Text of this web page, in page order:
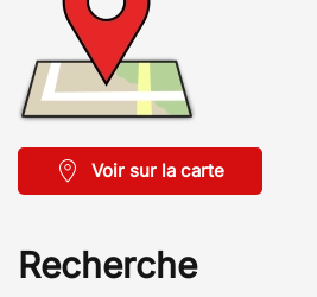
Voir sur la carte
Recherche